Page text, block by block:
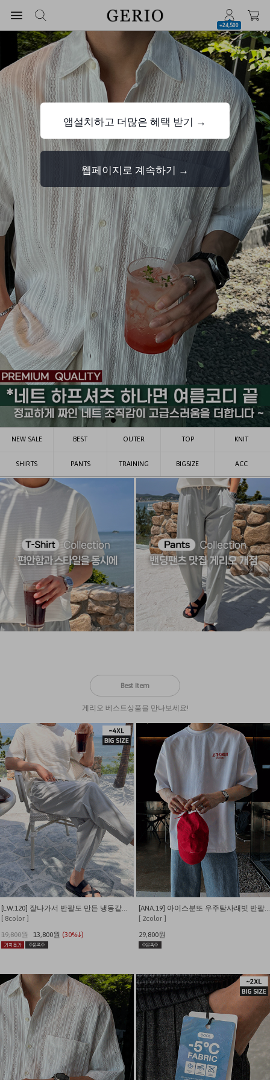
+24,500
NEW SALE BEST OUTER TOP KNIT
SHIRTS PANTS TRAINING BIGSIZE ACC
Best Item
게리오 베스트상품을 만나보세요!
[LW.120] 잘나가서 반팔도 만든 냉동같은 시원함 쫀쫀와플 반팔 티셔츠
[ 8color ]
19,800원 13,800원 (30%↓)
[ANA.19] 아이스분또 우주탐사래빗 반팔티 (짱귀여움)
[ 2color ]
29,800원
앱설치하고 더많은 혜택 받기 →
웹페이지로 계속하기 →